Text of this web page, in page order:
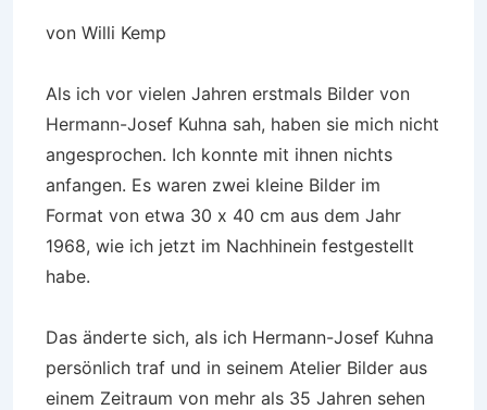
von Willi Kemp
Als ich vor vielen Jahren erstmals Bilder von
Hermann-Josef Kuhna sah, haben sie mich nicht
angesprochen. Ich konnte mit ihnen nichts
anfangen. Es waren zwei kleine Bilder im
Format von etwa 30 x 40 cm aus dem Jahr
1968, wie ich jetzt im Nachhinein festgestellt
habe.
Das änderte sich, als ich Hermann-Josef Kuhna
persönlich traf und in seinem Atelier Bilder aus
einem Zeitraum von mehr als 35 Jahren sehen